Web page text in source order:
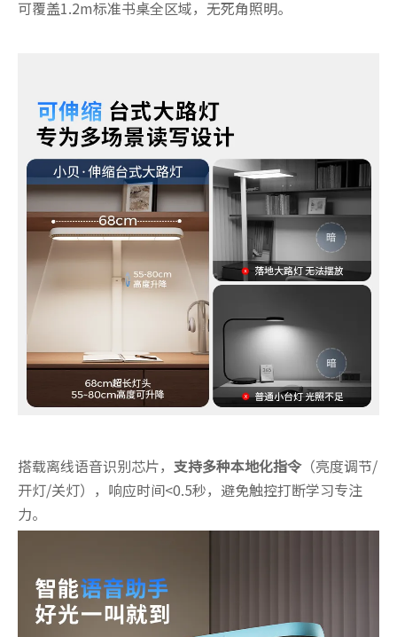
可覆盖1.2m标准书桌全区域，无死角照明。
搭载离线语音识别芯片， 支持多种本地化指令（亮度调节/
开灯/关灯），响应时间<0.5秒，避免触控打断学习专注
力。